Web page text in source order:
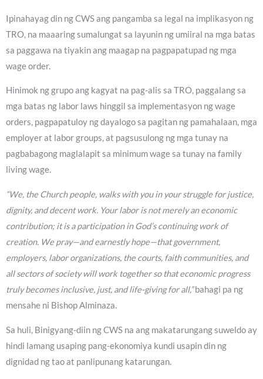
Ipinahayag din ng CWS ang pangamba sa legal na implikasyon ng
TRO, na maaaring sumalungat sa layunin ng umiiral na mga batas
sa paggawa na tiyakin ang maagap na pagpapatupad ng mga
wage order.
Hinimok ng grupo ang kagyat na pag-alis sa TRO, paggalang sa
mga batas ng labor laws hinggil sa implementasyon ng wage
orders, pagpapatuloy ng dayalogo sa pagitan ng pamahalaan, mga
employer at labor groups, at pagsusulong ng mga tunay na
pagbabagong maglalapit sa minimum wage sa tunay na family
living wage.
“We, the Church people, walks with you in your struggle for justice,
dignity, and decent work. Your labor is not merely an economic
contribution; it is a participation in God’s continuing work of
creation. We pray—and earnestly hope—that government,
employers, labor organizations, the courts, faith communities, and
all sectors of society will work together so that economic progress
truly becomes inclusive, just, and life-giving for all,”bahagi pa ng
mensahe ni Bishop Alminaza.
Sa huli, Binigyang-diin ng CWS na ang makatarungang suweldo ay
hindi lamang usaping pang-ekonomiya kundi usapin din ng
dignidad ng tao at panlipunang katarungan.